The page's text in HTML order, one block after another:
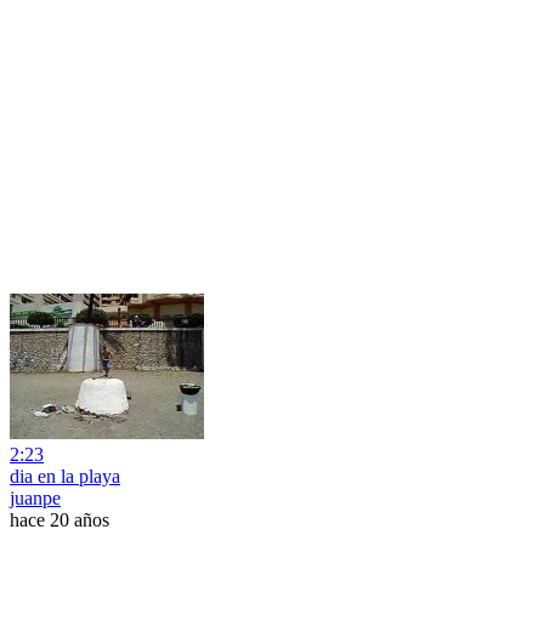
2:23
dia en la playa
juanpe
hace 20 años